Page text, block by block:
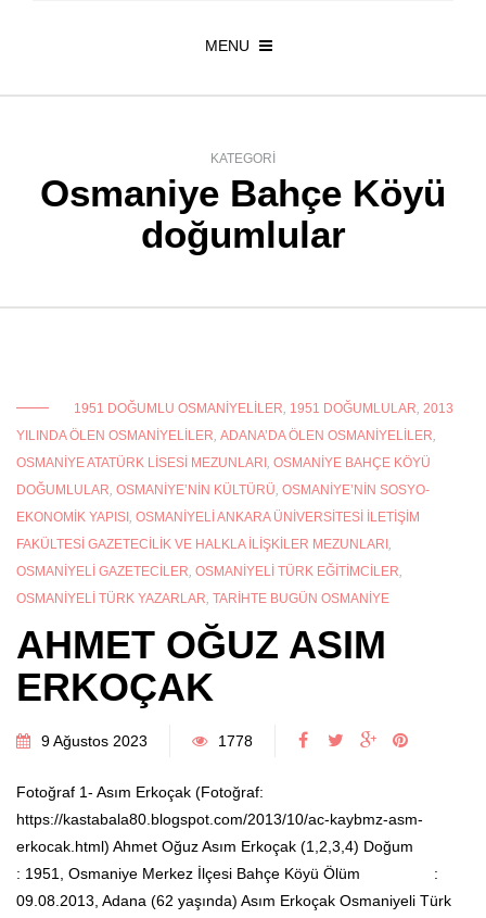
MENU
KATEGORI
Osmaniye Bahçe Köyü
doğumlular
1951 DOĞUMLU OSMANIYELILER, 1951 DOĞUMLULAR, 2013
YILINDA ÖLEN OSMANIYELILER, ADANA’DA ÖLEN OSMANIYELILER,
OSMANIYE ATATÜRK LISESI MEZUNLARI , OSMANIYE BAHÇE KÖYÜ
DOĞUMLULAR, OSMANIYE’NIN KÜLTÜRÜ, OSMANIYE’NIN SOSYO-
EKONOMIK YAPISI , OSMANIYELI ANKARA ÜNIVERSITESI İLETIŞIM
FAKÜLTESI GAZETECILIK VE HALKLA İLIŞKILER MEZUNLARI ,
OSMANIYELI GAZETECILER, OSMANIYELI TÜRK EĞITIMCILER,
OSMANIYELI TÜRK YAZARLAR, TARIHTE BUGÜN OSMANIYE
AHMET OĞUZ ASIM
ERKOÇAK
9 Ağustos 2023 1778
Fotoğraf 1- Asım Erkoçak (Fotoğraf:
https://kastabala80.blogspot.com/2013/10/ac-kaybmz-asm-
erkocak.html) Ahmet Oğuz Asım Erkoçak (1,2,3,4) Doğum
: 1951, Osmaniye Merkez İlçesi Bahçe Köyü Ölüm :
09.08.2013, Adana (62 yaşında) Asım Erkoçak Osmaniyeli Türk